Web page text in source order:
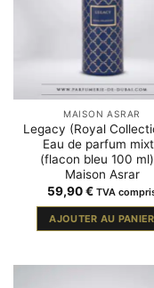
MAISON ASRAR
Legacy (Royal
Eau de parfum
(flacon bleu 100
Maison Asrar
59,90€ TVA
AJOUTER AU PANIER